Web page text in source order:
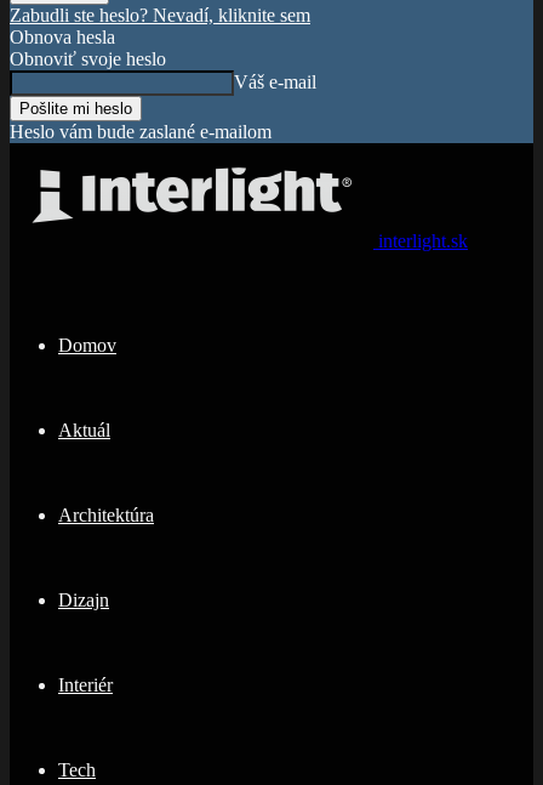
Zabudli ste heslo? Nevadí, kliknite sem
Obnova hesla
Obnoviť svoje heslo
Váš e-mail
Heslo vám bude zaslané e-mailom
interlight.sk
Domov
Aktuál
Architektúra
Dizajn
Interiér
Tech